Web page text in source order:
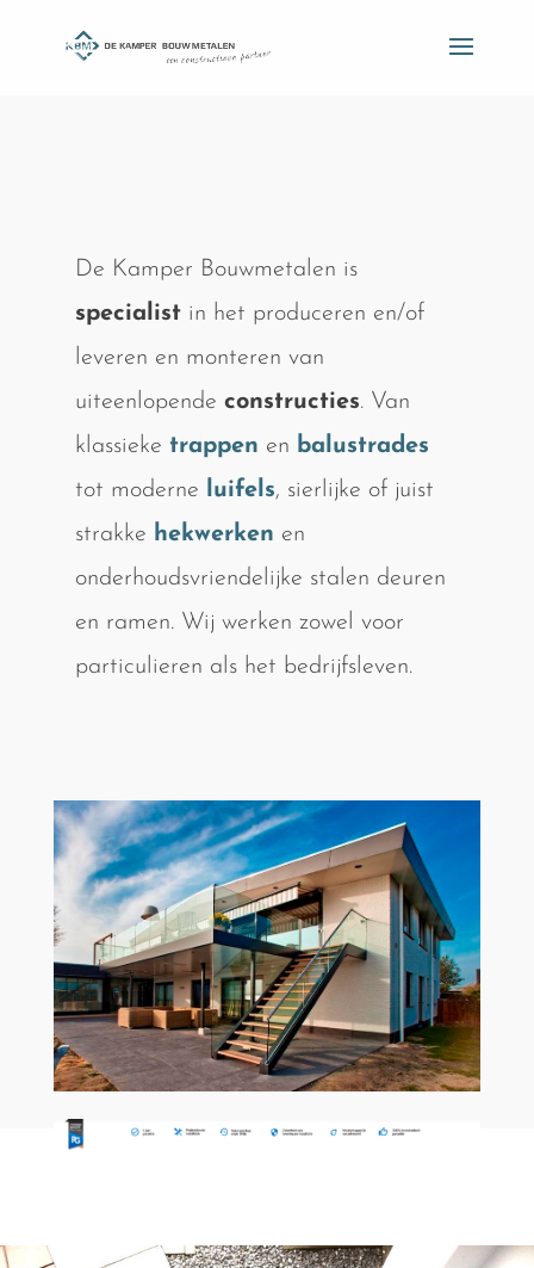
De Kamper Bouwmetalen is
specialistin het produceren en/of
leveren en monteren van
uiteenlopende constructies. Van
klassieke trappen en balustrades
tot moderne luifels, sierlijke of juist
strakke hekwerken en
onderhoudsvriendelijke stalen deuren
en ramen. Wij werken zowel voor
particulieren als het bedrijfsleven.